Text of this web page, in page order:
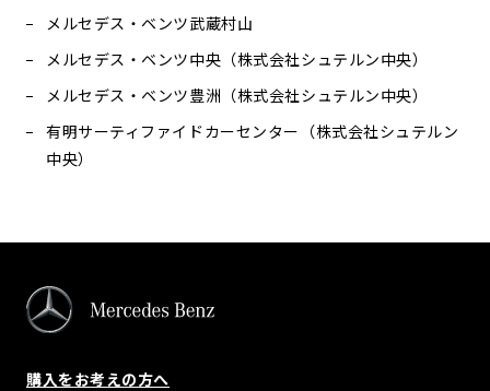
メルセデス・ベンツ武蔵村山
メルセデス・ベンツ中央（株式会社シュテルン中央）
メルセデス・ベンツ豊洲（株式会社シュテルン中央）
有明サーティファイドカーセンター（株式会社シュテルン
中央）
購入をお考えの方へ